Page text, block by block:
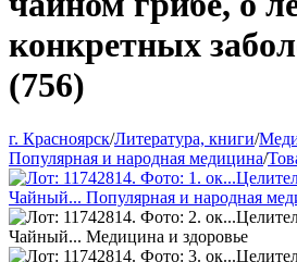
конкретных
(756)
г. Красноярск/Литература, книги/
Популярная и народная медицина/